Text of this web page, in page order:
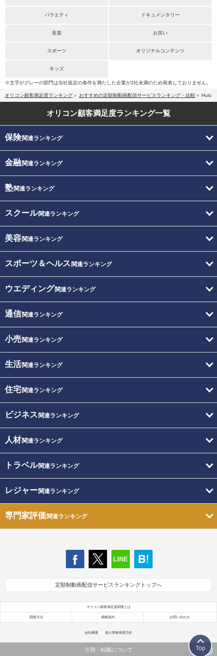
バラエティ ドキュメンタリー
音楽 お笑い
スポーツ オリジナルコンテンツ
キッズ
※文字がグレーの部門は当社規定の条件を満たした企業が2社未満のため発表しておりません。
オリコン顧客満足度ランキング おすすめの定額制動画配信サービスランキング・比較 Hulu
オリコン顧客満足度ランキング一覧
保険関連ランキング
金融関連ランキング
塾関連ランキング
スクール関連ランキング
美容関連ランキング
スポーツ＆ヘルス 関連ランキング
ウエディング関連ランキング
通信関連ランキング
小売関連ランキング
生活関連ランキング
住宅関連ランキング
ビジネス 関連ランキング
人材関連ランキング
トラベル関連ランキング
レジャー関連ランキング
専門家評価関連ランキング
定額制動画配信サービスランキングトップへ
オリコン顧客満足度調査とは
調査方法 掲載規約 お問い合わせ
会社概要 個人情報保護方針
引用・転載について Top